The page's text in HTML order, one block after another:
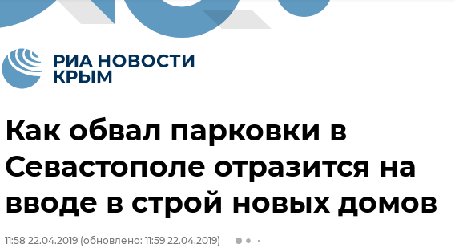
Как обвал парковки в
Севастополе отразится на
вводе в строй новых домов
11:58 22.04.2019 (обновлено: 11:59 22.04.2019)